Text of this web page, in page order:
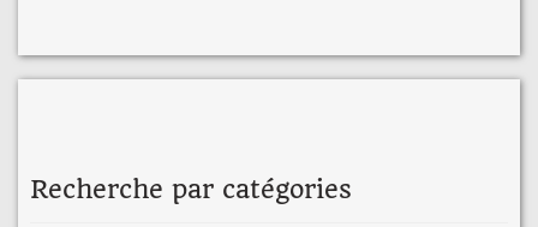
Recherche par catégories